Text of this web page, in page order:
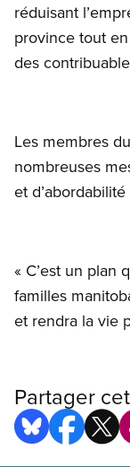
réduisant
province tout
des
Les membres
nombreuses
et
« C’est un plan
familles
et rendra la vie
Partager